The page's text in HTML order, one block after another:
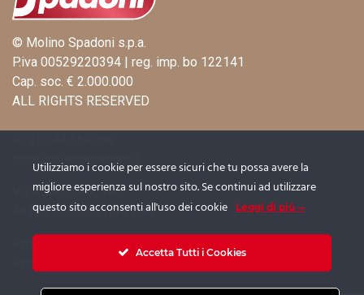
© Molino Spadoni s.p.a.
P.iva 00529220394 | reg. imp. bo 122141
Cap. soc. € 2.000.000
ALL RIGHTS RESERVED
info@molinospadoni.it
Via Ravegnana, 746
48125 Coccolia (RA) Italy
Utilizziamo i cookie per essere sicuri che tu possa avere la
migliore esperienza sul nostro sito. Se continui ad utilizzare
questo sito acconsenti all'uso dei cookie
Leggi di più
Accetta Tutti i Cookies